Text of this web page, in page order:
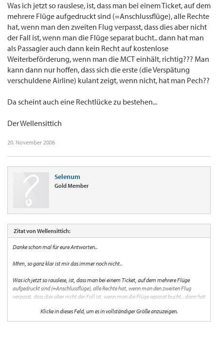
Was ich jetzt so rauslese, ist, dass man bei einem Ticket, auf dem
mehrere Flüge aufgedruckt sind (=Anschlussflüge), alle Rechte
hat, wenn man den zweiten Flug verpasst, dass dies aber nicht
der Fall ist, wenn man die Flüge separat bucht.. dann hat man
als Passagier auch dann kein Recht auf kostenlose
Weiterbeförderung, wenn man die MCT einhält, richtig??? Man
kann dann nur hoffen, dass sich die erste (die Verspätung
verschuldene Airline) kulant zeigt, wenn nicht, hat man Pech??
Da scheint auch eine Rechtlücke zu bestehen...
Der Wellensittich
20. November 2006
Selenum
Gold Member
Zitat von Wellensittich:
Danke schon mal für eure Antworten..
Mhm, so ganz klar ist mir das immer noch nicht..
Was ich jetzt so rauslese, ist, dass man bei einem Ticket, auf dem mehrere Flüge
aufgedruckt sind (=Anschlussflüge), alle Rechte hat, wenn man den zweiten Flug
verpasst, dass dies aber nicht der Fall ist, wenn man die Flüge separat bucht.. dann hat
die MCT einhält, richtig??? Man kann dann nur hoffen, dass sich die erste (die
Verspätung verschuldene Airline) kulant zeigt, wenn nicht, hat man Pech??
Klicke in dieses Feld, um es in vollständiger Größe anzuzeigen.